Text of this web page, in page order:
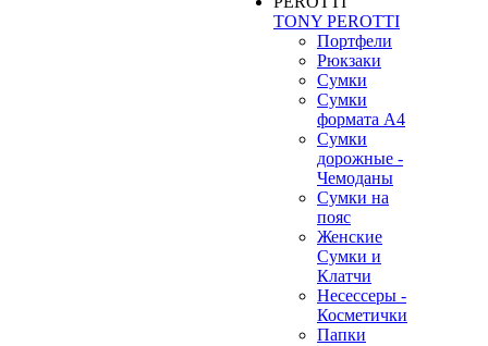
TONY PEROTTI
Портфели
Рюкзаки
Сумки
Сумки
формата А4
Сумки
дорожные -
Чемоданы
Сумки на
пояс
Женские
Сумки и
Клатчи
Несессеры -
Косметички
Папки